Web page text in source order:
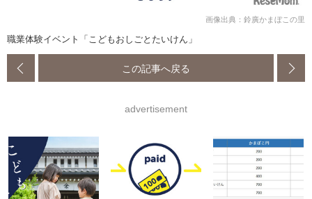
画像出典：鈴廣かまぼこの里
職業体験イベント「こどもおしごとたいけん」
この記事へ戻る
advertisement